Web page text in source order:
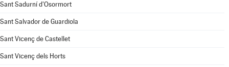
Sant Sadurní d'Osormort
Sant Salvador de Guardiola
Sant Vicenç de Castellet
Sant Vicenç dels Horts